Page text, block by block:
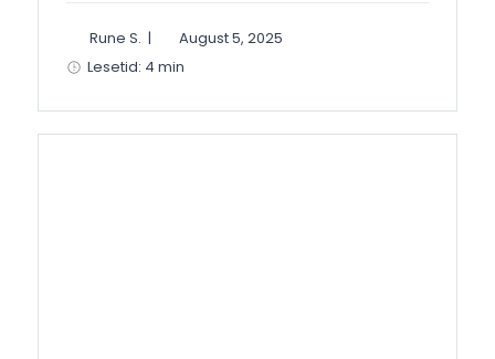
Rune S. |
August 5, 2025
Lesetid: 4 min